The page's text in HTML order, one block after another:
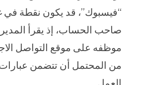
“فيسبوك”، قد يكون نقطة في
صاحب الحساب، إذ يقرأ
موظفه على موقع التواصل
من المحتمل أن تتضمن